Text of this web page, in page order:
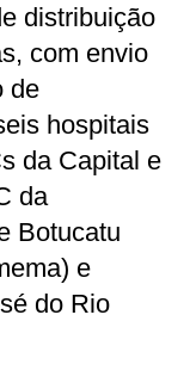
distribuição
com envio
de
hospitais
da Capital e
da
Botucatu
e
do Rio